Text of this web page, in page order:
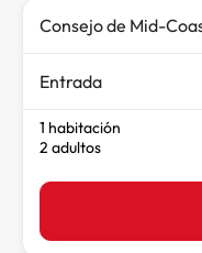
Entrada
1 habitación
2 adultos